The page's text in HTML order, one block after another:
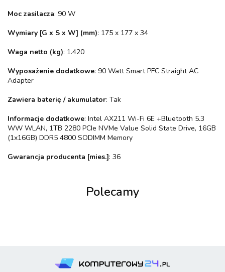
Moc zasilacza: 90 W
Wymiary [G x S x W] (mm): 175 x 177 x 34
Waga netto (kg): 1.420
Wyposażenie dodatkowe: 90 Watt Smart PFC Straight AC
Adapter
Zawiera baterię / akumulator: Tak
Informacje dodatkowe: Intel AX211 Wi-Fi 6E +Bluetooth 5.3
WW WLAN, 1TB 2280 PCIe NVMe Value Solid State Drive, 16GB
(1x16GB) DDR5 4800 SODIMM Memory
Gwarancja producenta [mies.]: 36
Polecamy